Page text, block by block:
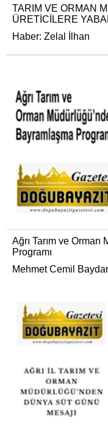
TARIM VE ORMAN
ÜRETİCİLERE
Haber: Zelal İlhan
Ağrı Tarım ve Orman
Programı
Mehmet Cemil Baydar